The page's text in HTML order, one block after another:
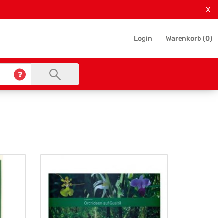
X
Login Warenkorb (0)